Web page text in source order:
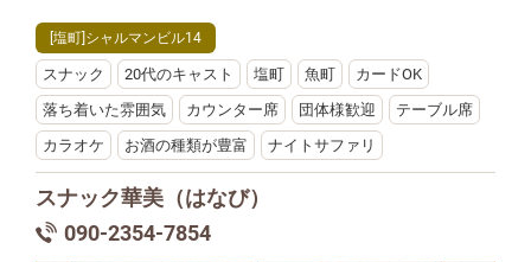
[塩町]シャルマンビル14
スナック 20代のキャスト 塩町 魚町
カードOK
落ち着いた雰囲気
カウンター席 団体様歓迎
テーブル席
カラオケ
お酒の種類が豊富 ナイトサファリ
スナック華美（はなび）
090-2354-7854